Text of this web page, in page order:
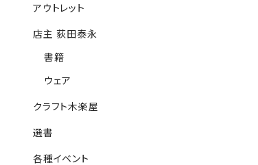
アウトレット
店主 荻田泰永
書籍
ウェア
クラフト木楽屋
選書
各種イベント